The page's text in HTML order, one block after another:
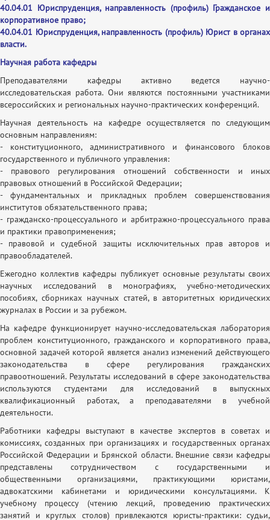
40.04.01 Юриспруденция, направленность (профиль) Гражданское и
корпоративное право;
40.04.01 Юриспруденция, направленность (профиль) Юрист в органах
власти.
Научная работа кафедры
Преподавателями кафедры активно ведется научно-
исследовательская работа. Они являются постоянными участниками
всероссийских и региональных научно-практических конференций.
Научная деятельность на кафедре осуществляется по следующим
основным направлениям:
- конституционного, административного и финансового блоков
государственного и публичного управления:
- правового регулирования отношений собственности и иных
правовых отношений в Российской Федерации;
- фундаментальных и прикладных проблем совершенствования
институтов обязательственного права;
- гражданско-процессуального и арбитражно-процессуального права
и практики правоприменения;
- правовой и судебной защиты исключительных прав авторов и
правообладателей.
Ежегодно коллектив кафедры публикует основные результаты своих
научных исследований в монографиях, учебно-методических
пособиях, сборниках научных статей, в авторитетных юридических
журналах в России и за рубежом.
На кафедре функционирует научно-исследовательская лаборатория
проблем конституционного, гражданского и корпоративного права,
основной задачей которой является анализ изменений действующего
законодательства в сфере регулирования гражданских
правоотношений. Результаты исследований в сфере законодательства
используются студентами для исследований в выпускных
квалификационный работах, а преподавателями в учебной
деятельности.
Работники кафедры выступают в качестве экспертов в советах и
комиссиях, созданных при организациях и государственных органах
Российской Федерации и Брянской области. Внешние связи кафедры
представлены сотрудничеством с государственными и
общественными организациями, практикующими юристами,
адвокатскими кабинетами и юридическими консультациями. К
учебному процессу (чтению лекций, проведению практических
занятий и круглых столов) привлекаются юристы-практики: судьи,